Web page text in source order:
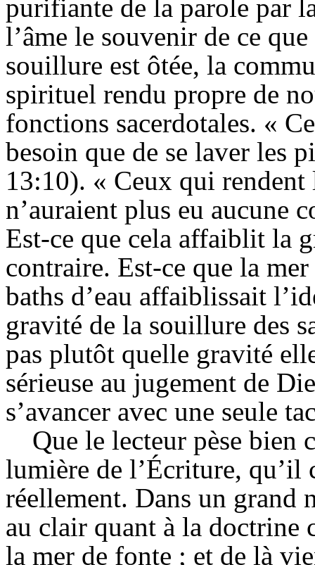
purifiante de la parole par
l’âme le souvenir de ce
souillure est ôtée, la
spirituel rendu propre de
fonctions sacerdotales. «
besoin que de se laver les
13:10). « Ceux qui
n’auraient plus eu aucune
Est-ce que cela affaiblit la
contraire. Est-ce que la
baths d’eau affaiblissait
gravité de la souillure des
pas plutôt quelle gravité
sérieuse au jugement de
s’avancer avec une seule
Que le lecteur pèse bien
lumière de l’Écriture, qu’il
réellement. Dans un grand
au clair quant à la doctrine
la mer de fonte ; et de là